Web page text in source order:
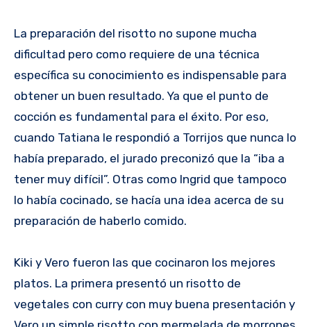
La preparación del risotto no supone mucha
dificultad pero como requiere de una técnica
específica su conocimiento es indispensable para
obtener un buen resultado. Ya que el punto de
cocción es fundamental para el éxito. Por eso,
cuando Tatiana le respondió a Torrijos que nunca lo
había preparado, el jurado preconizó que la “iba a
tener muy difícil”. Otras como Ingrid que tampoco
lo había cocinado, se hacía una idea acerca de su
preparación de haberlo comido.
Kiki y Vero fueron las que cocinaron los mejores
platos. La primera presentó un risotto de
vegetales con curry con muy buena presentación y